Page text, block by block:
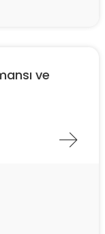
ve